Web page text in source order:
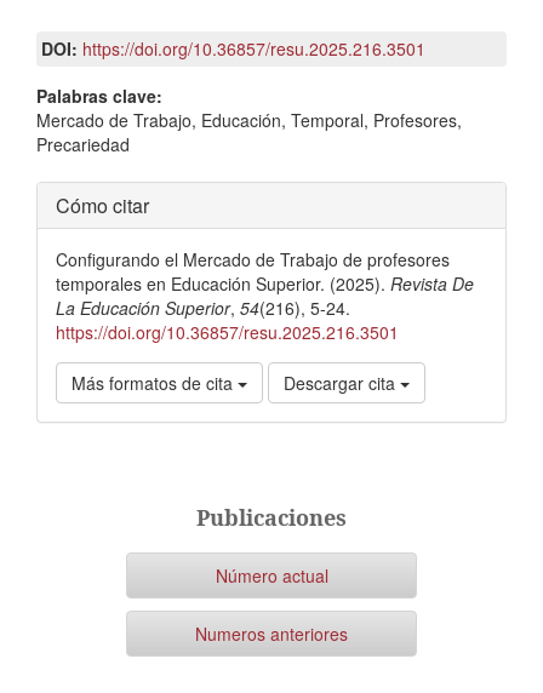
DOI: https://doi.org/10.36857/resu.2025.216.3501
Palabras clave:
Mercado de Trabajo, Educación, Temporal, Profesores,
Precariedad
Detalles
del
artículo
Cómo citar
Configurando el Mercado de Trabajo de profesores
temporales en Educación Superior. (2025). Revista De
La Educación Superior, 54(216), 5-24.
https://doi.org/10.36857/resu.2025.216.3501
Más formatos de cita Descargar cita
Publicaciones
Número actual
Numeros anteriores